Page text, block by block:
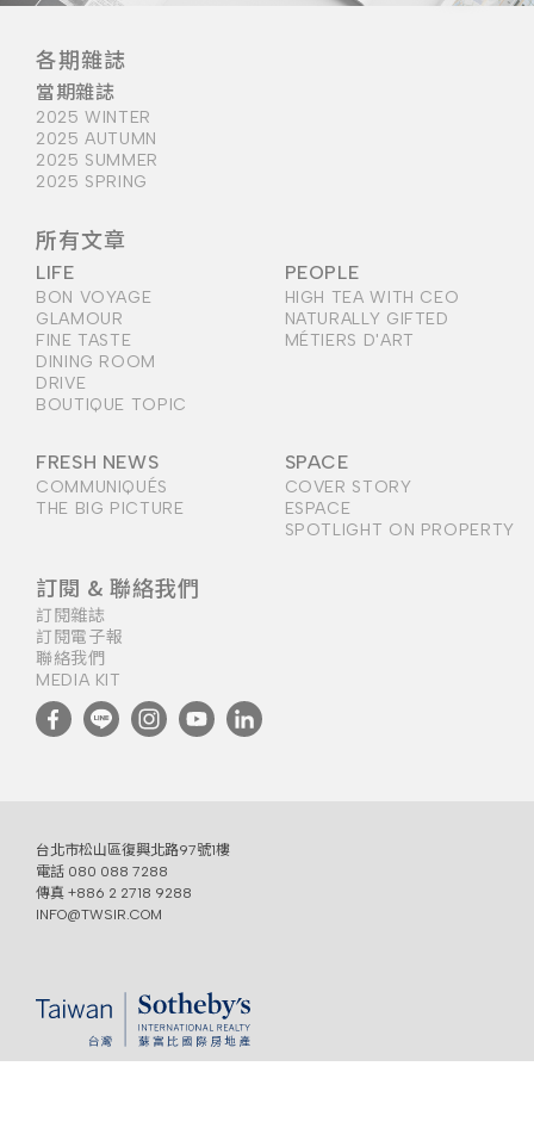
各期雜誌
當期雜誌
2025 WINTER
2025 AUTUMN
2025 SUMMER
2025 SPRING
所有文章
LIFE
BON VOYAGE
GLAMOUR
FINE TASTE
DINING ROOM
DRIVE
BOUTIQUE TOPIC
PEOPLE
HIGH TEA WITH CEO
NATURALLY GIFTED
MÉTIERS D'ART
FRESH NEWS
COMMUNIQUÉS
THE BIG PICTURE
SPACE
COVER STORY
ESPACE
SPOTLIGHT ON PROPERTY
訂閱 & 聯絡我們
訂閱雜誌
訂閱電子報
聯絡我們
MEDIA KIT
台北市松山區復興北路97號1樓
電話 080 088 7288
傳真 +886 2 2718 9288
INFO@TWSIR.COM